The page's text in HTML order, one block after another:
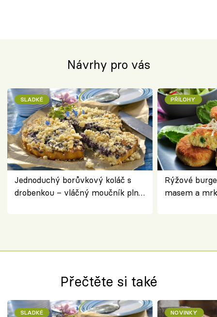
Návrhy pro vás
SLADKÉ
Jednoduchý borůvkový koláč s
drobenkou – vláčný moučník plný
PŘÍLOHY
Rýžové
masem a
Přečtěte si také
SLADKÉ NOVINKY